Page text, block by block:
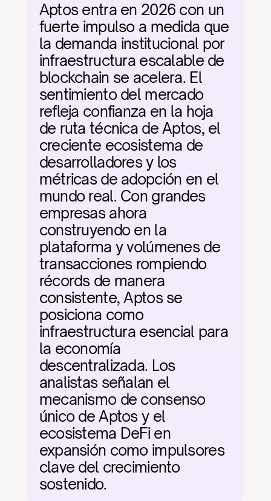
Aptos entra en 2026 con un
fuerte impulso a medida que
la demanda institucional por
infraestructura escalable de
blockchain se acelera. El
sentimiento del mercado
refleja confianza en la hoja
de ruta técnica de Aptos, el
creciente ecosistema de
desarrolladores y los
métricas de adopción en el
mundo real. Con grandes
empresas ahora
construyendo en la
plataforma y volúmenes de
transacciones rompiendo
récords de manera
consistente, Aptos se
posiciona como
infraestructura esencial para
la economía
descentralizada. Los
analistas señalan el
mecanismo de consenso
único de Aptos y el
ecosistema DeFi en
expansión como impulsores
clave del crecimiento
sostenido.